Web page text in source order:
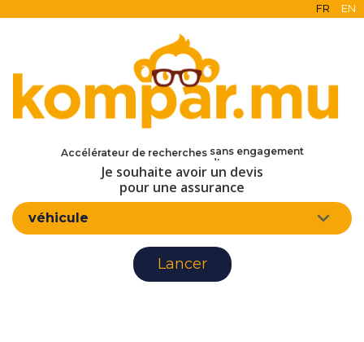
FR EN
Accélérateur de recherches
en ligne
d'assurance
Je souhaite avoir un devis
pour une assurance
véhicule
Lancer